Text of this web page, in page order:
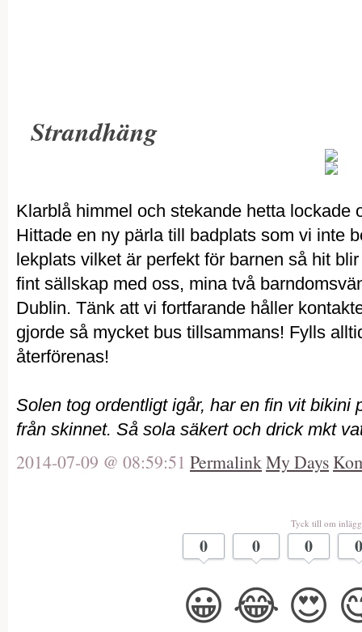
Strandhäng
Klarblå himmel och stekande hetta lockade
Hittade en ny pärla till badplats som vi inte
lekplats vilket är perfekt för barnen så hit
fint sällskap med oss, mina två
Dublin. Tänk att vi fortfarande håller
gjorde så mycket bus tillsammans! Fylls
återförenas!
Solen tog ordentligt igår, har en fin vit bikini
från skinnet. Så sola säkert och drick mkt
2014-07-09 @ 08:59:51 PermalinkMy Days
Tyck till om
0
😀
0
😂
0
😍
0